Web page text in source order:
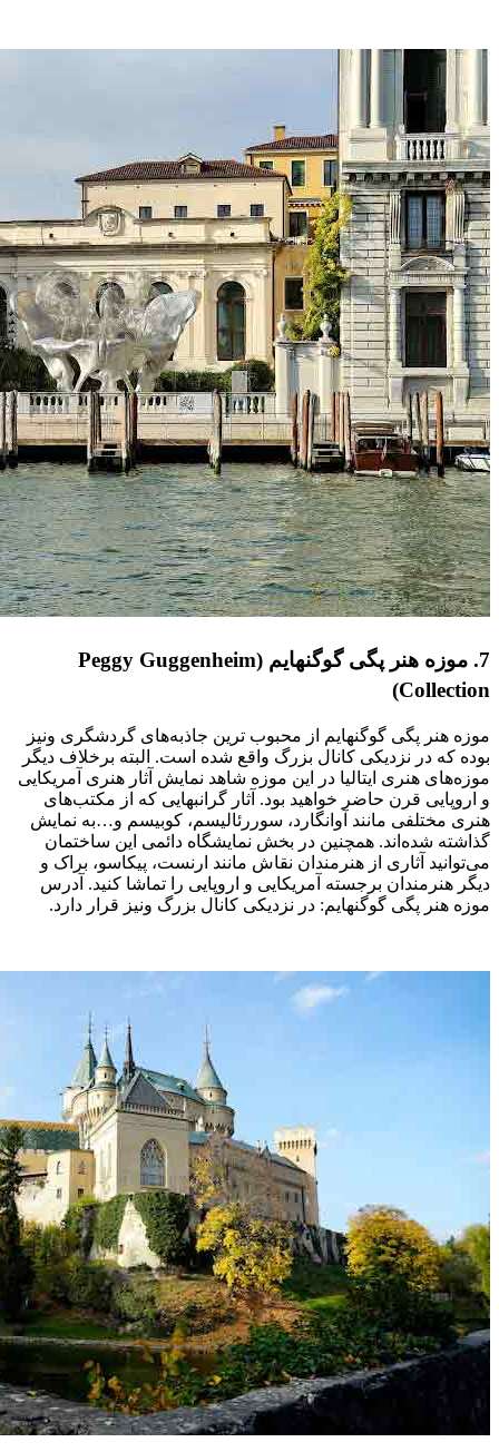
7. موزه‌ هنر پگی گوگنهایم (Peggy Guggenheim
Collection)
موزه هنر پگی گوگنهایم از محبوب ترین جاذبه‌های گردشگری ونیز
بوده که در نزدیکی کانال بزرگ واقع شده است. البته برخلاف دیگر
موزه‌های هنری ایتالیا در این موزه شاهد نمایش آثار هنری آمریکایی
و اروپایی قرن حاضر خواهید بود. آثار گرانبهایی که از مکتب‌های
هنری مختلفی مانند آوانگارد، سوررئالیسم، کوبیسم و…به نمایش
گذاشته شده‌اند. همچنین در بخش نمایشگاه دائمی این ساختمان
می‌توانید آثاری از هنرمندان نقاش مانند ارنست، پیکاسو، براک و
دیگر هنرمندان برجسته آمریکایی و اروپایی را تماشا کنید. آدرس
موزه هنر پگی گوگنهایم: در نزدیکی کانال بزرگ ونیز قرار دارد.